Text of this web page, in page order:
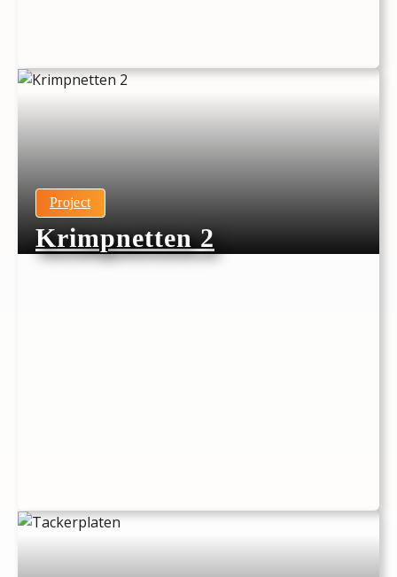
Project
Krimpnetten 2